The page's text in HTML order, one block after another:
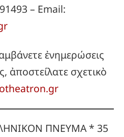
– Email:
ἐνημερώσεις
ἀποστείλατε σχετικὸ
ΠΝΕΥΜΑ * 35